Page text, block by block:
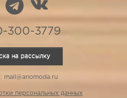
300-3779
на рассылку
mail@anomoda.ru
персональных данных